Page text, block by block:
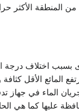
الأكثر
اختلاف درجة
المائع الأقل
الماء في جهاز
عليها كما هي